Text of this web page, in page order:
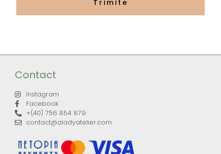
Contact
Instagram
Facebook
+(40) 756 854 879
contact@aladyatelier.com